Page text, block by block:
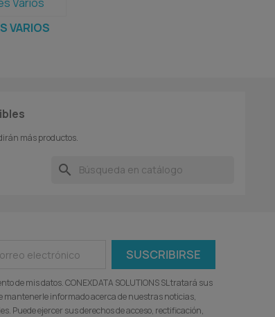
VARIOS
más productos.
search
de mis datos. CONEXDATA SOLUTIONS SL tratará sus
mantenerle informado acerca de nuestras noticias,
Puede ejercer sus derechos de acceso, rectificación,